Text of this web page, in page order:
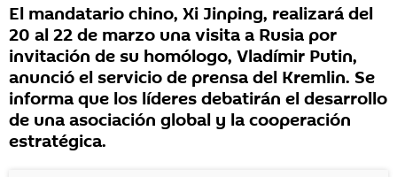
El mandatario chino, Xi Jinping, realizará del
20 al 22 de marzo una visita a Rusia por
invitación de su homólogo, Vladímir Putin,
anunció el servicio de prensa del Kremlin. Se
informa que los líderes debatirán el desarrollo
de una asociación global y la cooperación
estratégica.